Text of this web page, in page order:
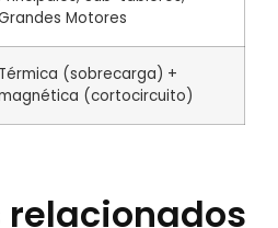
Motores
Térmica (sobrecarga) +
(cortocircuito)
relacionados